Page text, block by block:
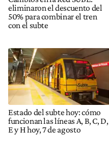
eliminaron el descuento del
50% para combinar el tren
con el subte
Estado del subte hoy: cómo
funcionan las líneas A, B, C, D,
E y H hoy, 7 de agosto